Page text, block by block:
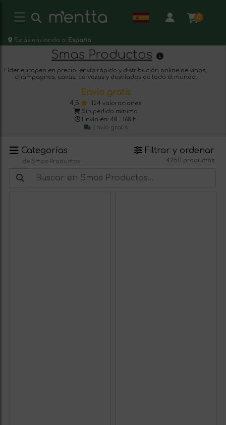
0
Estás enviando a: España
Smas Productos
Líder europeo en precio, envío rápido y distribución online de vinos,
champagnes, cavas, cervezas y destilados de todo el mundo.
Envío gratis
4,5
124 valoraciones
Sin pedido mínimo
Envío en: 48 - 168 h
Envío gratis
Categorías
de Smas Productos
Filtrar y ordenar
42511 productos